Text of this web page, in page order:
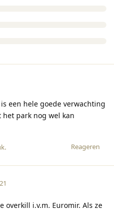
een hele goede verwachting
park nog wel kan
Reageren
.
overkill i.v.m. Euromir. Als ze